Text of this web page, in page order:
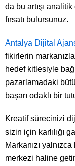
da bu artışı
fırsatı bulursunuz.
Antalya Dijital
fikirlerin
hedef kitlesiyle bağ
pazarlamadaki
başarı odaklı bir
Kreatif sürecinizi
sizin için karlılığı
Markanızı
merkezi haline